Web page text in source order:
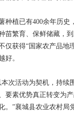
植已有400余年历史，
苗繁育、保鲜储藏，
仅获得“国家农产品地
好。
活动为契机，持续
要素优势真正转变为
。”襄城县农业农村局